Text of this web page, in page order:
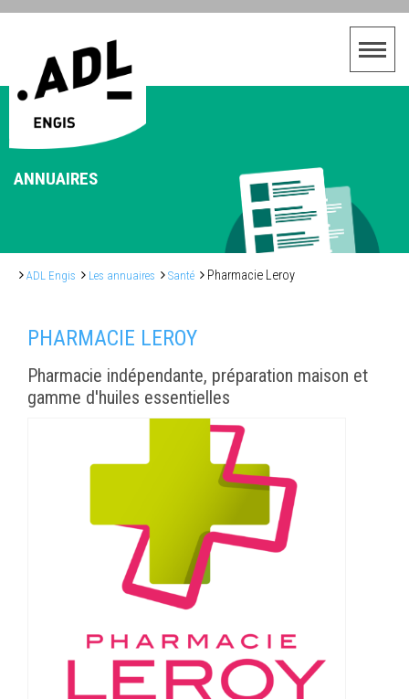
ANNUAIRES
ADL Engis Les annuaires Santé Pharmacie Leroy
PHARMACIE LEROY
Pharmacie indépendante, préparation maison et
gamme d'huiles essentielles